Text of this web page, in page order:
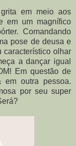
em meio aos
em um magnífico
Comandando
pose de deusa e
característico olhar
a dançar igual
Em questão de
em outra pessoa.
por seu super